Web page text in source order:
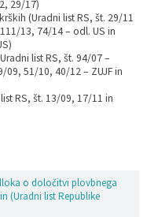
29/17)
(Uradni list RS, št. 29/11
13, 74/14 – odl. US in
list RS, št. 94/07 –
51/10, 40/12 – ZUJF in
RS, št. 13/09, 17/11 in
o določitvi plovbnega
(Uradni list Republike